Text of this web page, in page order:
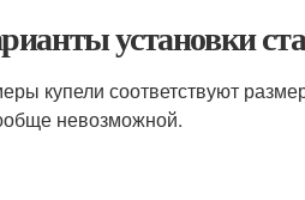
установки
купели соответствуют
невозможной.